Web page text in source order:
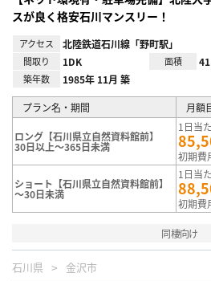
スが良く格安石川マンスリー！
アクセス 北陸鉄道石川線「野町駅」
間取り 1DK 面積
築年数 1985年 11月 築
プラン名・期間 月額
ロング【石川県立自然資料館前】
30日以上～365日未満
1日当
初期費
ショート【石川県立自然資料館前】
～30日未満
1日当
初期費
同棲向け
石川県 金沢市